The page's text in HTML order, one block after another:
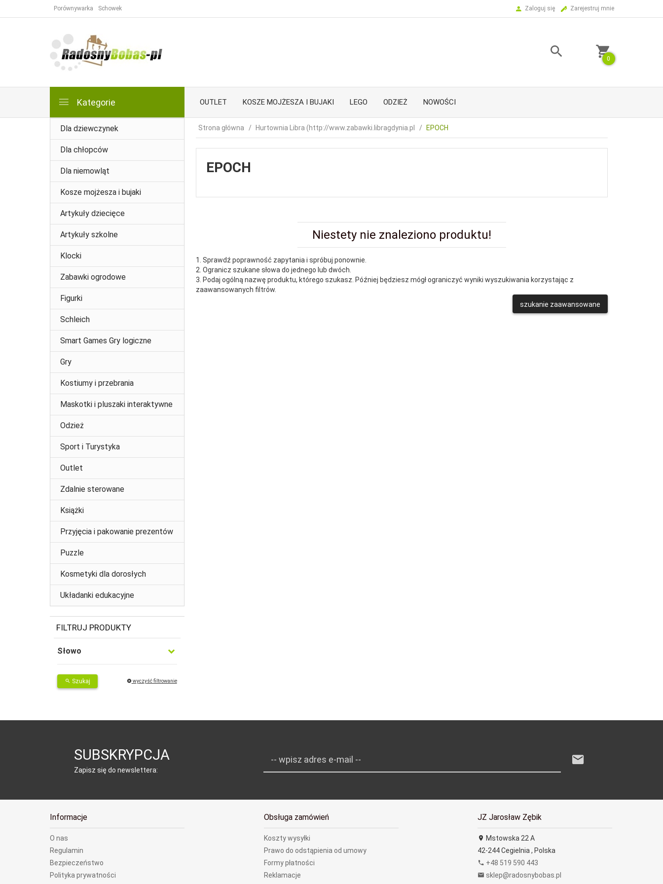
Porównywarka Schowek Zaloguj się Zarejestruj mnie
0
Kategorie OUTLET KOSZE MOJŻESZA I BUJAKI LEGO ODZIEŻ NOWOŚCI
Dla dziewczynek
Dla chłopców
Dla niemowląt
Kosze mojżesza i bujaki
Artykuły dziecięce
Artykuły szkolne
Klocki
Zabawki ogrodowe
Figurki
Schleich
Smart Games Gry logiczne
Gry
Kostiumy i przebrania
Maskotki i pluszaki interaktywne
Odzież
Sport i Turystyka
Outlet
Zdalnie sterowane
Książki
Przyjęcia i pakowanie prezentów
Puzzle
Kosmetyki dla dorosłych
Układanki edukacyjne
FILTRUJ PRODUKTY
Słowo
Szukaj wyczyść filtrowanie
Strona główna Hurtownia Libra (http://www.zabawki.libragdynia.pl EPOCH
EPOCH
Niestety nie znaleziono produktu!
1. Sprawdź poprawność zapytania i spróbuj ponownie.
2. Ogranicz szukane słowa do jednego lub dwóch.
3. Podaj ogólną nazwę produktu, którego szukasz. Później będziesz mógł ograniczyć wyniki wyszukiwania korzystając z
zaawansowanych filtrów.
szukanie zaawansowane
SUBSKRYPCJA
Zapisz się do newslettera:
-- wpisz adres e-mail --
Informacje
O nas
Regulamin
Bezpieczeństwo
Polityka prywatności
Obsługa zamówień
Koszty wysyłki
Prawo do odstąpienia od umowy
Formy płatności
Reklamacje
JZ Jarosław Zębik
Mstowska 22 A
42-244Cegielnia , Polska
+48 519 590 443
sklep@radosnybobas.pl